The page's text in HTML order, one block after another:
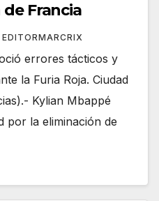
Francia
EDITORMARCRIX
errores tácticos y
la Furia Roja. Ciudad
Kylian Mbappé
por la eliminación de